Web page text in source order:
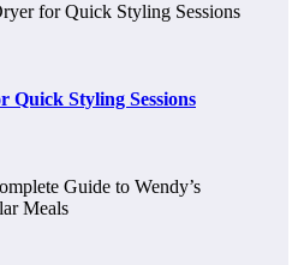
Styling Sessions